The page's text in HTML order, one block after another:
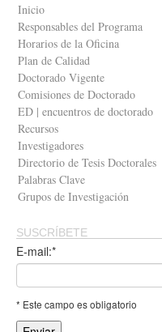
Inicio
Responsables del Programa
Horarios de la Oficina
Plan de Calidad
Doctorado Vigente
Comisiones de Doctorado
ED | encuentros de doctorado
Recursos
Investigadores
Directorio de Tesis Doctorales
Palabras Clave
Grupos de Investigación
SUSCRÍBETE
E-mail:*
* Este campo es obligatorio